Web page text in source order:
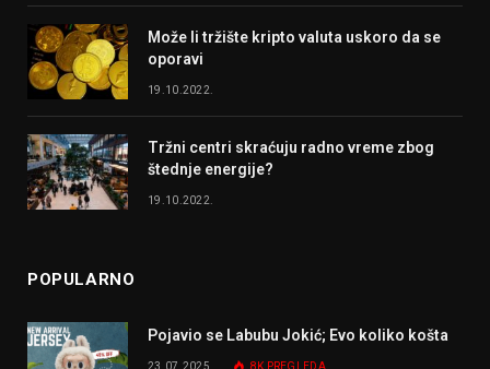
Može li tržište kripto valuta uskoro da se
oporavi
19.10.2022.
Tržni centri skraćuju radno vreme zbog
štednje energije?
19.10.2022.
POPULARNO
Pojavio se Labubu Jokić; Evo koliko košta
23.07.2025. 8K PREGLEDA